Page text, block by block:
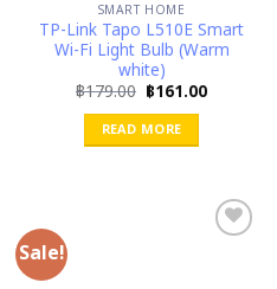
SMART HOME
TP-Link Tapo L510E Smart
Wi-Fi Light Bulb (Warm
white)
฿179.00 Original
was:
฿179.00.
฿161.00Current
READ MORE
Sale!